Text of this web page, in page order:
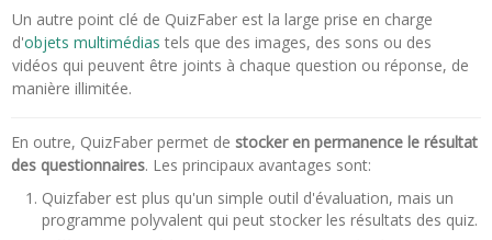
Un autre point clé de QuizFaber est la large prise en charge
d'objets multimédias tels que des images, des sons ou des
vidéos qui peuvent être joints à chaque question ou réponse, de
manière illimitée.
En outre, QuizFaber permet de stocker en permanence le résultat
des questionnaires. Les principaux avantages sont:
Quizfaber est plus qu'un simple outil d'évaluation, mais un
programme polyvalent qui peut stocker les résultats des quiz.